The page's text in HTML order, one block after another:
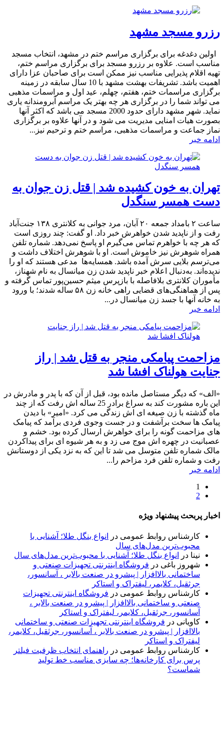
رزرو مسجد مشهد
اولین دغدغه برای برگزاری مراسم ختم در مشهد، انتخاب مسجد
مناسب است. علاوه بر رزرو مسجد برای برگزاری مراسم ختم،
تهیه اقلام پذیرایی مناسب نیز ممکن است برای صاحبان عزا دارای
اهمیت باشد. تشریفات بهشت مشهد با 10 سال سابقه در زمینه
برگزاری مراسمات ختم، هفتم، چهلم، عید اول و مراسمات مذهبی
می تواند شما را در برگزاری هر چه بهتر یک مراسم آبرومندانه یاری
نماید. شهر مشهد دارای حدود 2000 مسجد می باشد که اکثر آنها
بصورت هیات امنایی مدیریت می شود و در آنها علاوه بر برگزاری
نماز جماعت و مراسمات مذهبی، مراسم ختم و ترحیم نیز...
ادامه خبر
تهران به خون کشیده شد | قتل زن جوان به
دست همسر سنگدل
​ساعت ۲ بامداد جمعه ۲۰ آبان، مرد جوانی به کلانتری ۱۳۸ جنت‌آباد
رفت و از ناپدید شدن خواهرش خبر داد. او گفت: چند روزی است
که هر چه با خواهرم تماس می‌گیرم او پاسخ نمی‌دهد. شماره تلفن
همراه شوهرش نیز خاموش است. او با شوهرش اختلاف داشت و
می‌ترسم بلایی سرش آمده باشد. همسایه‌ها مدعی هستند که او را
ندیده‌اند. به‌دنبال اعلام خبر ناپدید شدن زن میانسال به نام شهناز،
مأموران کلانتری بلافاصله با بازپرس میثم حسین‌پور تماس گرفته و
پس از هماهنگی‌های قضایی راهی خانه زن ۵۸ ساله شدند؛ با ورود
به خانه آنها با جسد زن میانسال در...
ادامه خبر
مزاحمت پیامکی منجر به قتل شد | راز
جنایت هولناک افشا شد
«الف» که دیگر مستاصل مانده بود، قبل از آن که با پدر و مادرش در
این باره مشورت کند به سراغ برادر 25 ساله اش رفت که از چند
ماه گذشته با زن صیغه ای اش زندگی می کرد. «امیر» با دیدن
پیامک ها سخت برآشفت و در جست وجوی فردی برآمد که پیامک
های مزاحمت گونه را برای خواهرش ارسال کرده بود. خشم و
عصبانیت در چهره اش موج می زد و به هر شیوه ای برای پیداکردن
مالک شماره تلفن متوسل می شد تا این که به نزد یکی از دوستانش
رفت و شماره تلفن فرد مزاحم را...
ادامه خبر
1
2
اخبار پربحث پیشنهاد ویژه
کارشناس روابط عمومی در
انواع بنگل طلا؛ آشنایی با
محبوب‌ترین مدل‌های سال
نینا در
انواع بنگل طلا؛ آشنایی با محبوب‌ترین مدل‌های سال
شهروز باغی در فروشگاه اینترنتی تجهیزات صنعتی و
ساختمانی بالاافزار | پیشرو در صنعت بالابر ، آسانسور،
جرثقیل، کلایمر، لیفتراک و استاکر
کارشناس روابط عمومی در فروشگاه اینترنتی تجهیزات
صنعتی و ساختمانی بالاافزار | پیشرو در صنعت بالابر ،
آسانسور، جرثقیل، کلایمر، لیفتراک و استاکر
کاویانی در فروشگاه اینترنتی تجهیزات صنعتی و ساختمانی
بالاافزار | پیشرو در صنعت بالابر ، آسانسور، جرثقیل، کلایمر،
لیفتراک و استاکر
کارشناس روابط عمومی در راهنمای انتخاب ظرفیت فیلتر
پرس برای کارخانه‌ها؛ چه سایزی مناسب خط تولید
شماست؟